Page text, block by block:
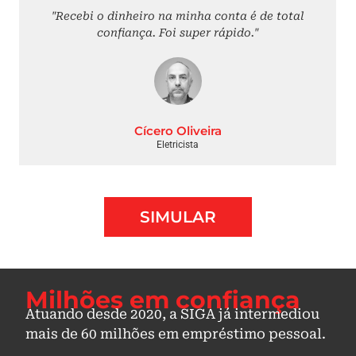
"Recebi o dinheiro na minha conta é de total
confiança. Foi super rápido."
Cícero Oliveira
Eletricista
SIMULAR
Milhões em confiança
Atuando desde 2020, a SIGA já intermediou
mais de 60 milhões em empréstimo pessoal.